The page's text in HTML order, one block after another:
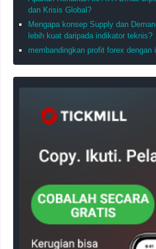
dan Krisis Global?
Mengapa konsep Supply dan
lebih kuat daripada indikator teknis?
membandingkan profit forex